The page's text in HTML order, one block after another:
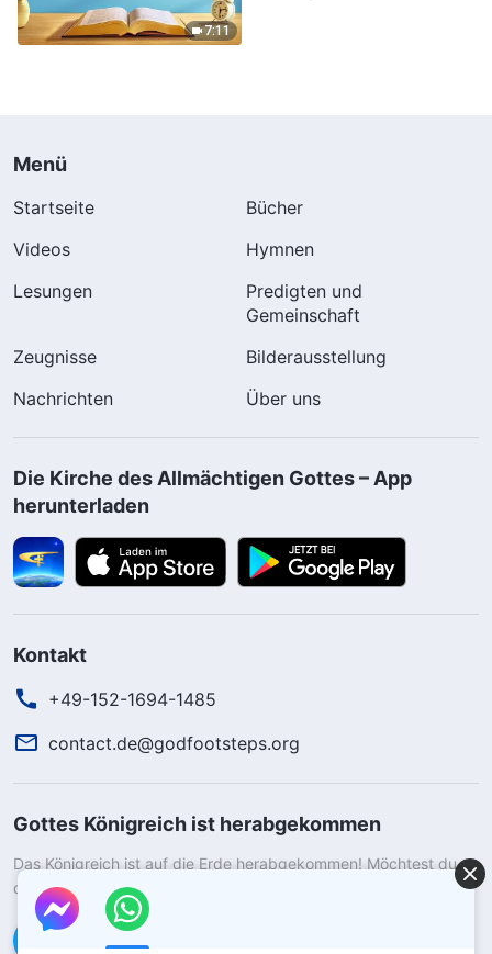
7:11
Menü
Startseite
Bücher
Videos
Hymnen
Lesungen
Predigten und
Gemeinschaft
Zeugnisse
Bilderausstellung
Nachrichten
Über uns
Die Kirche des Allmächtigen Gottes – App
herunterladen
Kontakt
+49-152-1694-1485
contact.de@godfootsteps.org
Gottes Königreich ist herabgekommen
Das Königreich ist auf die Erde herabgekommen! Möchtest du
das Königreich Gottes betreten?
Kontaktiere uns über WhatsApp